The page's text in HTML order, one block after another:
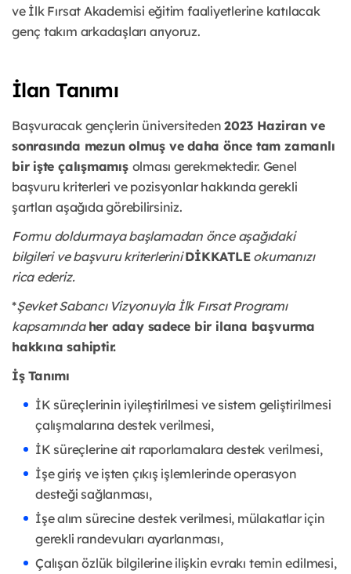
ve İlk Fırsat Akademisi eğitim faaliyetlerine katılacak
genç takım arkadaşları arıyoruz.
İlan Tanımı
Başvuracak gençlerin üniversiteden2023 Haziran ve
sonrasında mezun olmuş ve daha önce tam zamanlı
bir işte çalışmamış olması gerekmektedir. Genel
başvuru kriterleri ve pozisyonlar hakkında gerekli
şartları aşağıda görebilirsiniz.
Formu doldurmaya başlamadan önce aşağıdaki
bilgileri ve başvuru kriterlerini DİKKATLE okumanızı
rica ederiz.
*Şevket Sabancı Vizyonuyla İlk Fırsat Programı
kapsamında her aday sadece bir ilana başvurma
hakkına sahiptir.
İş Tanımı
İK süreçlerinin iyileştirilmesi ve sistem geliştirilmesi
çalışmalarına destek verilmesi,
İK süreçlerine ait raporlamalara destek verilmesi,
İşe giriş ve işten çıkış işlemlerinde operasyon
desteği sağlanması,
İşe alım sürecine destek verilmesi, mülakatlar için
gerekli randevuları ayarlanması,
Çalışan özlük bilgilerine ilişkin evrakı temin edilmesi,